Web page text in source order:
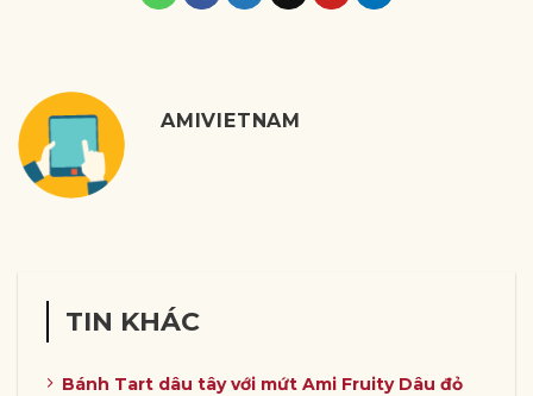
AMIVIETNAM
TIN KHÁC
Bánh Tart dâu tây với mứt Ami Fruity Dâu đỏ